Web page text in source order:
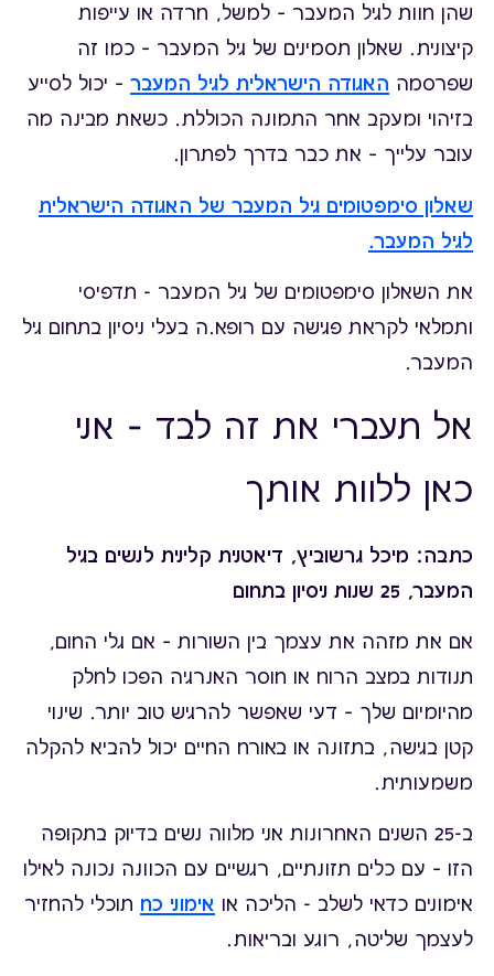
שהן חוות לגיל המעבר – למשל, חרדה או עייפות
קיצונית. שאלון תסמינים של גיל המעבר – כמו זה
שפרסמה האגודה הישראלית לגיל המעבר – יכול לסייע
בזיהוי ומעקב אחר התמונה הכוללת. כשאת מבינה מה
עובר עלייך – את כבר בדרך לפתרון.
שאלון סימפטומים גיל המעבר של האגודה הישראלית
לגיל המעבר.
את השאלון סימפטומים של גיל המעבר - תדפיסי
ותמלאי לקראת פגישה עם רופא.ה בעלי ניסיון בתחום גיל
המעבר.
אל תעברי את זה לבד – אני
כאן ללוות אותך
כתבה: מיכל גרשוביץ, דיאטנית קלינית לנשים בגיל
המעבר, 25 שנות ניסיון בתחום
אם את מזהה את עצמך בין השורות – אם גלי החום,
תנודות במצב הרוח או חוסר האנרגיה הפכו לחלק
מהיומיום שלך – דעי שאפשר להרגיש טוב יותר. שינוי
קטן בגישה, בתזונה או באורח החיים יכול להביא להקלה
משמעותית.
ב-25 השנים האחרונות אני מלווה נשים בדיוק בתקופה
הזו – עם כלים תזונתיים, רגשיים עם הכוונה נכונה לאילו
אימונים כדאי לשלב - הליכה או אימוני כח תוכלי להחזיר
לעצמך שליטה, רוגע ובריאות.